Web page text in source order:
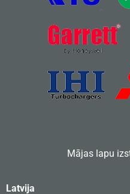
Mājas lapu
Latvija